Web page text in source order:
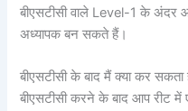
बीएसटीसी वाले Level-1 के अंदर
अध्यापक बन सकते हैं।
बीएसटीसी के बाद मैं क्या कर सकता
बीएसटीसी करने के बाद आप रीट